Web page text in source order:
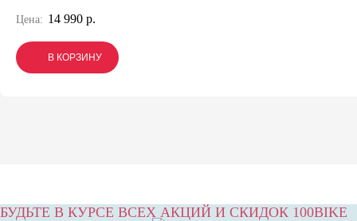
Цена: 14 990 р.
В КОРЗИНУ
В КОРЗИНУ
В КОРЗИНУ
БУДЬТЕ В КУРСЕ ВСЕХ АКЦИЙ И СКИДОК 100BIKE